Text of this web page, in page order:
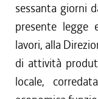
sessanta giorni
presente legge
lavori, alla
di attività
locale,